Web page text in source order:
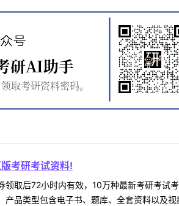
考研考试资料!
领取后72小时内有效，10万种最新考研考试
产品类型包含电子书、题库、全套资料以及